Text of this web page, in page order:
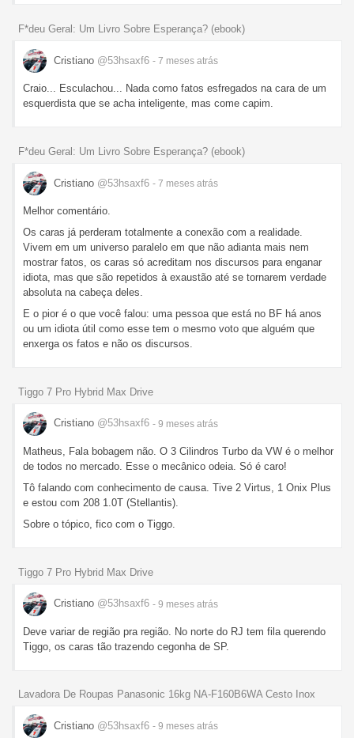
F*deu Geral: Um Livro Sobre Esperança? (ebook)
Cristiano @53hsaxf6 - 7 meses atrás
Craio... Esculachou... Nada como fatos esfregados na cara de um
esquerdista que se acha inteligente, mas come capim.
F*deu Geral: Um Livro Sobre Esperança? (ebook)
Cristiano @53hsaxf6 - 7 meses atrás
Melhor comentário.
Os caras já perderam totalmente a conexão com a realidade.
Vivem em um universo paralelo em que não adianta mais nem
mostrar fatos, os caras só acreditam nos discursos para enganar
idiota, mas que são repetidos à exaustão até se tornarem verdade
absoluta na cabeça deles.
E o pior é o que você falou: uma pessoa que está no BF há anos
ou um idiota útil como esse tem o mesmo voto que alguém que
enxerga os fatos e não os discursos.
Tiggo 7 Pro Hybrid Max Drive
Cristiano @53hsaxf6 - 9 meses atrás
Matheus, Fala bobagem não. O 3 Cilindros Turbo da VW é o melhor
de todos no mercado. Esse o mecânico odeia. Só é caro!
Tô falando com conhecimento de causa. Tive 2 Virtus, 1 Onix Plus
e estou com 208 1.0T (Stellantis).
Sobre o tópico, fico com o Tiggo.
Tiggo 7 Pro Hybrid Max Drive
Cristiano @53hsaxf6 - 9 meses atrás
Deve variar de região pra região. No norte do RJ tem fila querendo
Tiggo, os caras tão trazendo cegonha de SP.
Lavadora De Roupas Panasonic 16kg NA-F160B6WA Cesto Inox
Cristiano @53hsaxf6 - 9 meses atrás